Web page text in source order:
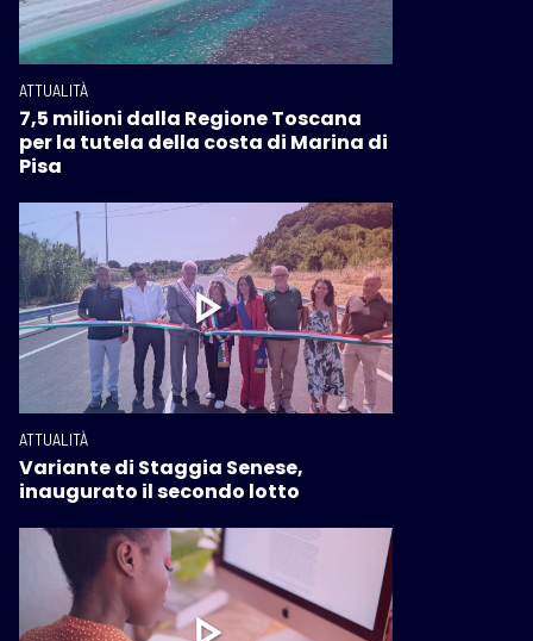
ATTUALITÀ
7,5 milioni dalla Regione Toscana
per la tutela della costa di Marina di
Pisa
ATTUALITÀ
Variante di Staggia Senese,
inaugurato il secondo lotto